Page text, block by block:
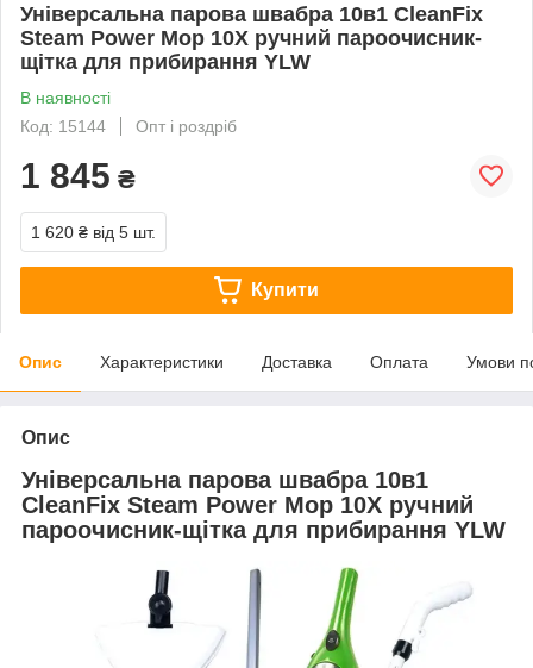
Універсальна парова швабра 10в1 CleanFix
Steam Power Mop 10X ручний пароочисник-
щітка для прибирання YLW
В наявності
Код: 15144
Опт і роздріб
1 845 ₴
1 620 ₴ від 5 шт.
Купити
Опис Характеристики Доставка Оплата Умови
Опис
Універсальна парова швабра 10в1
CleanFix Steam Power Mop 10X ручний
пароочисник-щітка для прибирання YLW